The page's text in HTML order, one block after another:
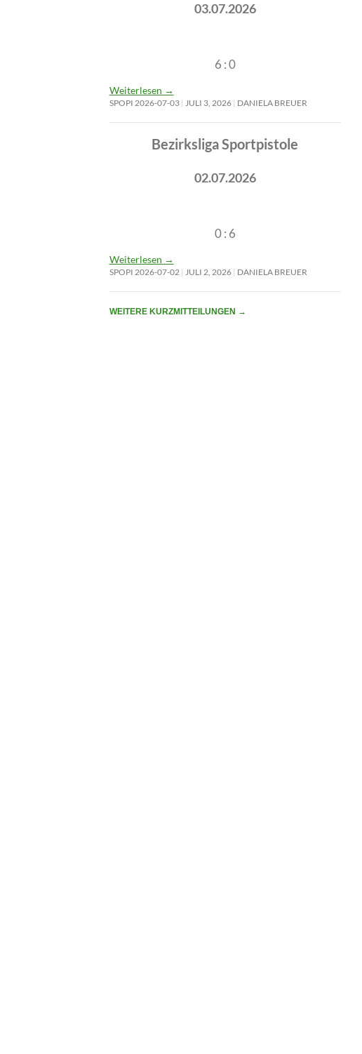
03.07.2026
6 : 0
Weiterlesen →
SPOPI 2026-07-03 JULI 3, 2026 DANIELA BREUER
Bezirksliga Sportpistole
02.07.2026
0 : 6
Weiterlesen →
SPOPI 2026-07-02 JULI 2, 2026 DANIELA BREUER
WEITERE KURZMITTEILUNGEN →